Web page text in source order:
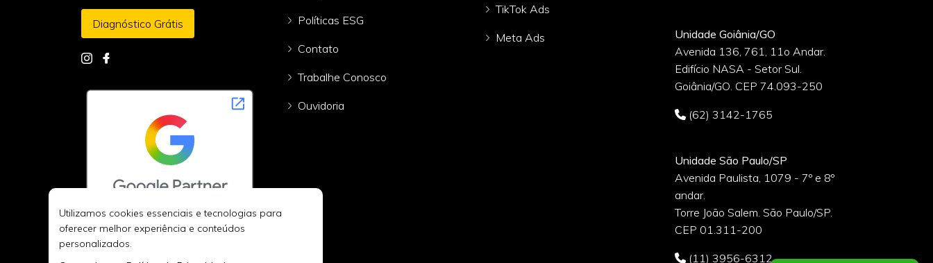
Diagnóstico Grátis Políticas ESG
Contato
Trabalhe Conosco
Ouvidoria
TikTok Ads
Meta Ads
Unidade Goiânia/GO
Avenida 136, 761, 11o Andar.
Edifício NASA - Setor Sul.
Goiânia/GO. CEP 74.093-250
(62) 3142-1765
Unidade São Paulo/SP
Avenida Paulista, 1079 - 7º e 8º
andar.
Torre João Salem. São Paulo/SP.
CEP 01.311-200
(11) 3956-6312
Utilizamos cookies essenciais e tecnologias para
oferecer melhor experiência e conteúdos
personalizados.